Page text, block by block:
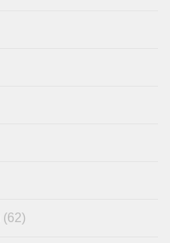
(62)